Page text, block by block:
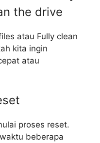
the drive
atau Fully clean
kita ingin
atau
proses reset.
beberapa